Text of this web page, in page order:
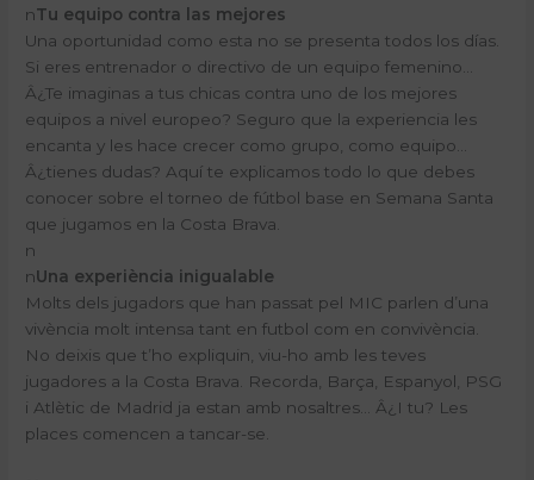
nTu equipo contra las mejores
Una oportunidad como esta no se presenta todos los días.
Si eres entrenador o directivo de un equipo femenino…
Â¿Te imaginas a tus chicas contra uno de los mejores
equipos a nivel europeo? Seguro que la experiencia les
encanta y les hace crecer como grupo, como equipo…
Â¿tienes dudas?Aquí te explicamos todo lo que debes
conocer sobre el torneo de fútbol base en Semana Santa
que jugamos en la Costa Brava.
n
nUna experiència inigualable
Molts dels jugadors que han passat pel MIC parlen d’una
vivència molt intensa tant en futbol com en convivència.
No deixis que t’ho expliquin, viu-ho amb les teves
jugadores a la Costa Brava. Recorda, Barça, Espanyol, PSG
i Atlètic de Madrid ja estan amb nosaltres… Â¿I tu? Les
places comencen a tancar-se.